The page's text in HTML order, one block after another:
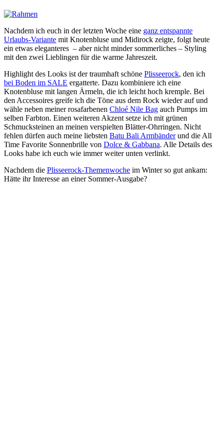
Nachdem ich euch in der letzten Woche eine ganz entspannte
Urlaubs-Variante mit Knotenbluse und Midirock zeigte, folgt heute
ein etwas eleganteres – aber nicht minder sommerliches – Styling
mit den zwei Lieblingen für die warme Jahreszeit.
Highlight des Looks ist der traumhaft schöne Plisseerock, den ich
bei Boden im SALE ergatterte. Dazu kombiniere ich eine
Knotenbluse mit langen Ärmeln, die ich leicht hoch kremple. Bei
den Accessoires greife ich die Töne aus dem Rock wieder auf und
wähle neben meiner rosafarbenen Chloé Nile Bag auch Pumps im
selben Farbton. Einen weiteren Akzent setze ich mit grünen
Schmucksteinen an meinen verspielten Blätter-Ohrringen. Nicht
fehlen dürfen auch meine liebsten Batu Bali Armbänderund die All
Time Favorite Sonnenbrille von Dolce & Gabbana. Alle Details des
Looks habe ich euch wie immer weiter unten verlinkt.
Nachdem die Plisseerock-Themenwoche im Winter so gut ankam:
Hätte ihr Interesse an einer Sommer-Ausgabe?